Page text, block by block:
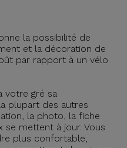
la possibilité de
et la décoration de
par rapport à un vélo
votre gré sa
plupart des autres
la photo, la fiche
mettent à jour. Vous
plus confortable,